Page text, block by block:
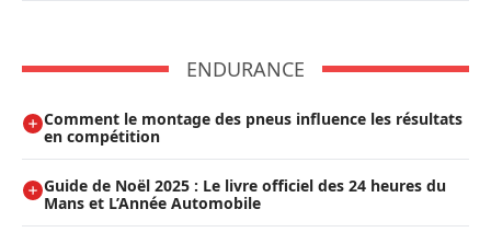
ENDURANCE
Comment le montage des pneus influence les résultats
en compétition
Guide de Noël 2025 : Le livre officiel des 24 heures du
Mans et L’Année Automobile